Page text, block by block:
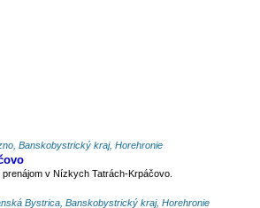
Banskobystrický kraj, Horehronie
v Nízkych Tatrách-Krpáčovo.
Bystrica, Banskobystrický kraj, Horehronie